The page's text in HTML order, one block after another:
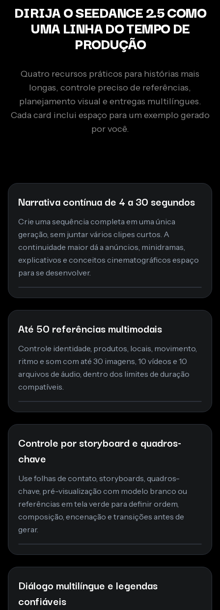
DIRIJA O SEEDANCE 2.5 COMO
UMA LINHA DO TEMPO DE
PRODUÇÃO
Quatro recursos práticos para histórias mais
longas, controle preciso de referências,
planejamento visual e entregas multilíngues.
Cada card inclui espaço para um exemplo gerado
por você.
Narrativa contínua de 4 a 30 segundos
Crie uma sequência completa em uma única
geração, sem juntar vários clipes curtos. A
continuidade maior dá a anúncios, minidramas,
explicativos e conceitos cinematográficos espaço
para se desenvolver.
Até 50 referências multimodais
Controle identidade, produtos, locais, movimento,
ritmo e som com até 30 imagens, 10 vídeos e 10
arquivos de áudio, dentro dos limites de duração
compatíveis.
Controle por storyboard e quadros-
chave
Use folhas de contato, storyboards, quadros-
chave, pré-visualização com modelo branco ou
referências em tela verde para definir ordem,
composição, encenação e transições antes de
gerar.
Diálogo multilíngue e legendas
confiáveis